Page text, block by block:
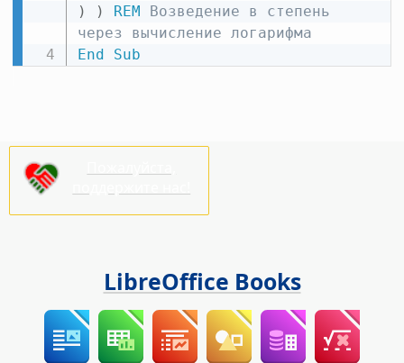
)
) REM Возведение в степень
через вычисление логарифма
End
Sub
LibreOffice Books